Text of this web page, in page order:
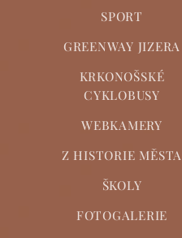
SPORT
GREENWAY JIZERA
KRKONOŠSKÉ
CYKLOBUSY
WEBKAMERY
Z HISTORIE MĚSTA
ŠKOLY
FOTOGALERIE